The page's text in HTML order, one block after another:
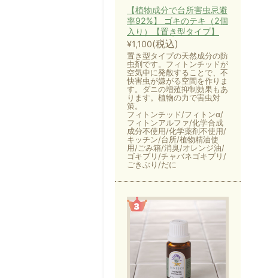
【植物成分で台所害虫忌避
率92%】 ゴキのテキ（2個
入り）【置き型タイプ】
¥1,100(税込)
置き型タイプの天然成分の防
虫剤です。フィトンチッドが
空気中に発散することで、不
快害虫が嫌がる空間を作りま
す。ダニの増殖抑制効果もあ
ります。植物の力で害虫対
策。
フィトンチッド/フィトンα/
フィトンアルファ/化学合成
成分不使用/化学薬剤不使用/
キッチン/台所/植物精油使
用/ごみ箱/消臭/オレンジ油/
ゴキブリ/チャバネゴキブリ/
ごきぶり/だに